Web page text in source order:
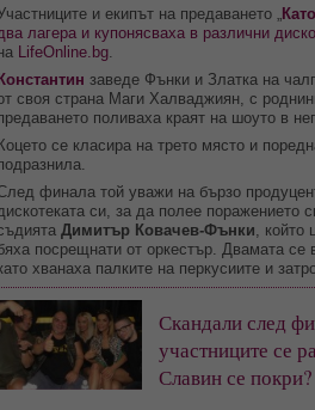
и екипът на предаването „
лагера и купонясваха в различни
LifeOnline.bg
заведе Фънки и Златка на
своя страна Маги Халваджиян, с
поливаха краят на шоуто в
се класира на трето място и
финала той уважи на бързо
си, за да полее поражението
Димитър Ковачев-Фънки ,
посрещнати от оркестър. Двамата се
хванаха палките на перкусиите и
Скандали след
участниците се
Славин се покри?